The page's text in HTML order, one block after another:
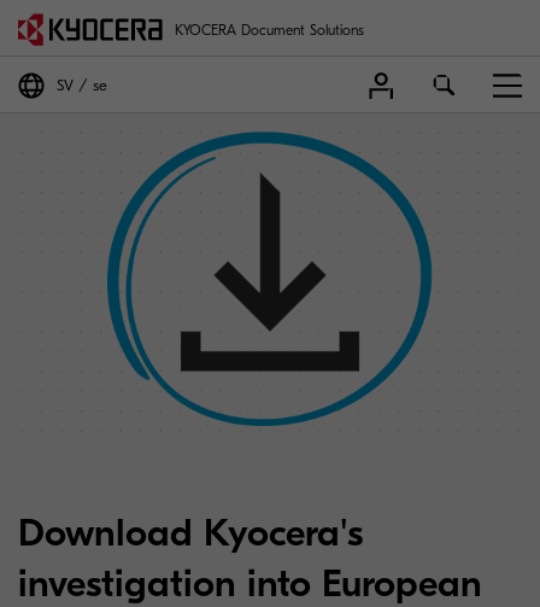
KYOCERA Document Solutions
SV se
Download Kyocera's
investigation into European